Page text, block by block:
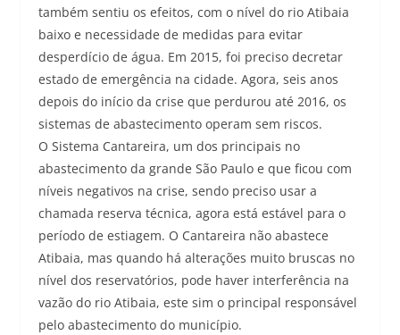
também sentiu os efeitos, com o nível do rio Atibaia
baixo e necessidade de medidas para evitar
desperdício de água. Em 2015, foi preciso decretar
estado de emergência na cidade. Agora, seis anos
depois do início da crise que perdurou até 2016, os
sistemas de abastecimento operam sem riscos.
O Sistema Cantareira, um dos principais no
abastecimento da grande São Paulo e que ficou com
níveis negativos na crise, sendo preciso usar a
chamada reserva técnica, agora está estável para o
período de estiagem. O Cantareira não abastece
Atibaia, mas quando há alterações muito bruscas no
nível dos reservatórios, pode haver interferência na
vazão do rio Atibaia, este sim o principal responsável
pelo abastecimento do município.